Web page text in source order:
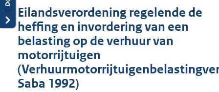
Eilandsverordening regelende de
heffing en invordering van een
belasting op de verhuur van
motorrijtuigen
Saba 1992)